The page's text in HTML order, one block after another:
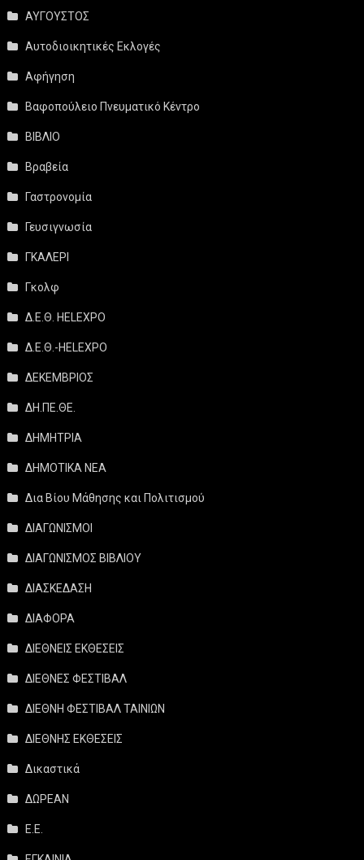
ΑΥΓΟΥΣΤΟΣ
Αυτοδιοικητικές Εκλογές
Αφήγηση
Βαφοπούλειο Πνευματικό Κέντρο
ΒΙΒΛΙΟ
Βραβεία
Γαστρονομία
Γευσιγνωσία
ΓΚΑΛΕΡΙ
Γκολφ
Δ.Ε.Θ. HELEXPO
Δ.Ε.Θ.-HELEXPO
ΔΕΚΕΜΒΡΙΟΣ
ΔΗ.ΠΕ.ΘΕ.
ΔΗΜΗΤΡΙΑ
ΔΗΜΟΤΙΚΑ ΝΕΑ
Δια Βίου Μάθησης και Πολιτισμού
ΔΙΑΓΩΝΙΣΜΟΙ
ΔΙΑΓΩΝΙΣΜΟΣ ΒΙΒΛΙΟΥ
ΔΙΑΣΚΕΔΑΣΗ
ΔΙΑΦΟΡΑ
ΔΙΕΘΝΕΙΣ ΕΚΘΕΣΕΙΣ
ΔΙΕΘΝΕΣ ΦΕΣΤΙΒΑΛ
ΔΙΕΘΝΗ ΦΕΣΤΙΒΑΛ ΤΑΙΝΙΩΝ
ΔΙΕΘΝΗΣ ΕΚΘΕΣΕΙΣ
Δικαστικά
ΔΩΡΕΑΝ
Ε.Ε.